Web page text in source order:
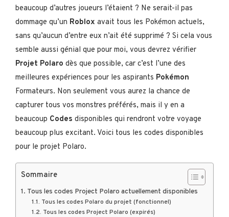
beaucoup d’autres joueurs l’étaient ? Ne serait-il pas
dommage qu’un Roblox avait tous les Pokémon actuels,
sans qu’aucun d’entre eux n’ait été supprimé ? Si cela vous
semble aussi génial que pour moi, vous devrez vérifier
Projet Polaro dès que possible, car c’est l’une des
meilleures expériences pour les aspirants Pokémon
Formateurs. Non seulement vous aurez la chance de
capturer tous vos monstres préférés, mais il y en a
beaucoup Codes disponibles qui rendront votre voyage
beaucoup plus excitant. Voici tous les codes disponibles
pour le projet Polaro.
Sommaire
Tous les codes Project Polaro actuellement disponibles
Tous les codes Polaro du projet (fonctionnel)
Tous les codes Project Polaro (expirés)